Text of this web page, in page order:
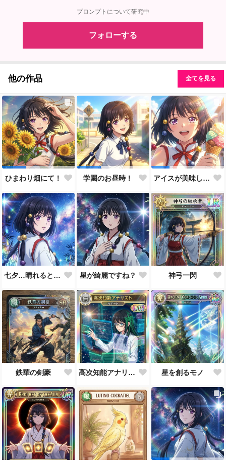
プロンプトについて研究中
フォローする
他の作品 全てを見る
ひまわり畑にて！ 学園のお昼時！ アイスが美味しい季節です
七夕…晴れると良いなぁ。 星が綺麗ですね？ 神弓一閃
鉄華の剣豪 高次知能アナリスト MEI（Mathematical Electronic Intelligenc） 星を創るモノ